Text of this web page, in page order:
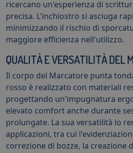
ricercano un'esperienza di
precisa. L'inchiostro si asciuga
minimizzando il rischio di
maggiore efficienza nell'utilizzo.
QUALITÀ E VERSATILITÀ DEL
Il corpo del Marcatore punta
rosso è realizzato con materiali
progettando un'impugnatura
elevato comfort anche durante
prolungate. La sua versatilità lo
applicazioni, tra cui
correzione di bozze, la creazione